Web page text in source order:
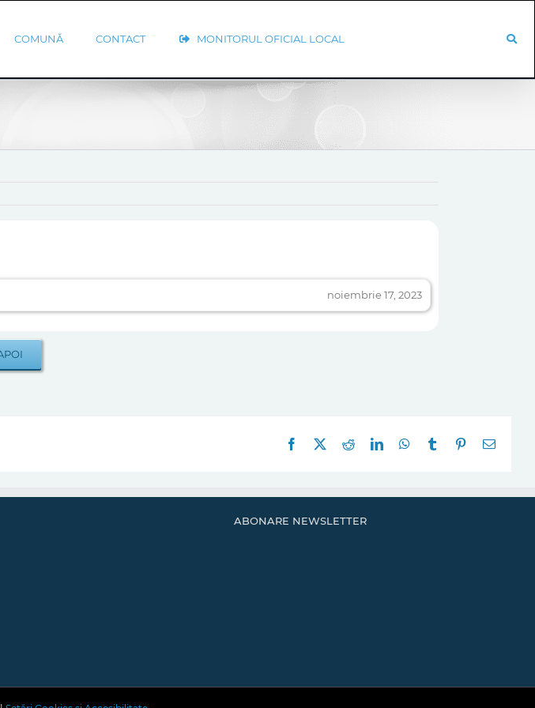
COMUNĂ CONTACT MONITORUL OFICIAL LOCAL
noiembrie 17, 2023
Facebook RedditLinkedInWhatsApp
Tumblr Pinterest
E-
ABONARE NEWSLETTER